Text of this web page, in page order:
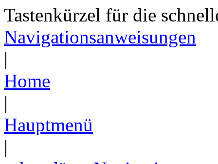
Tastenkürzel für die
Navigationsanweisungen
|
Home
|
Hauptmenü
|